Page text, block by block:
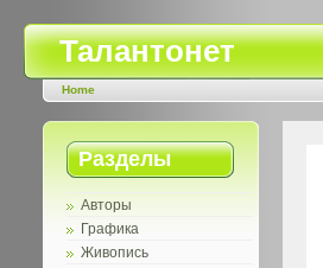
Талантонет
Home
Разделы
Авторы
Графика
Живопись